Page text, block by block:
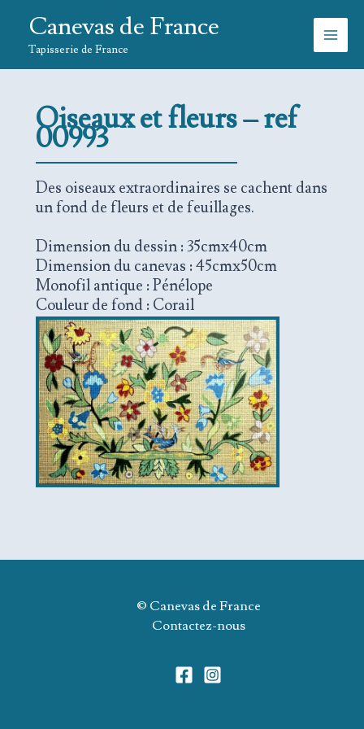
contenu
Canevas de France
Tapisserie de France
Oiseaux et fleurs – ref
00993
Des oiseaux extraordinaires se cachent dans
un fond de fleurs et de feuillages.
Dimension du dessin : 35cmx40cm
Dimension du canevas : 45cmx50cm
Monofil antique : Pénélope
Couleur de fond : Corail
© Canevas de France
Contactez-nous